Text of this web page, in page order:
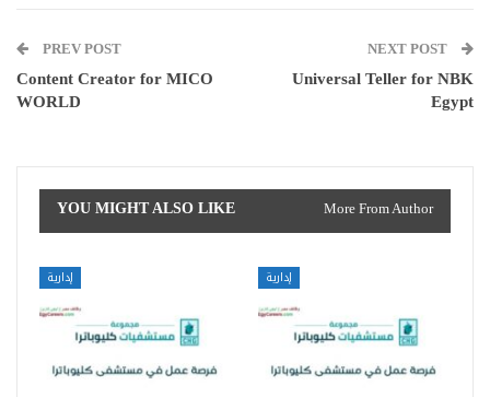
PREV POST
Content Creator for MICO
WORLD
NEXT POST
Universal Teller for NBK
Egypt
YOU MIGHT ALSO LIKE More From Author
إدارية إدارية